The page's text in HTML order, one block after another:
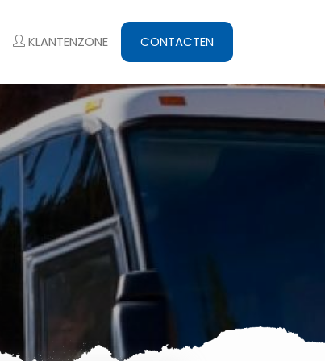
KLANTENZONE CONTACTEN